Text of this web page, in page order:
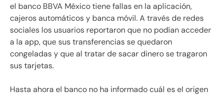
el banco BBVA México tiene fallas en la aplicación,
cajeros automáticos y banca móvil. A través de redes
sociales los usuarios reportaron que no podían acceder
a la app, que sus transferencias se quedaron
congeladas y que al tratar de sacar dinero se tragaron
sus tarjetas.
Hasta ahora el banco no ha informado cuál es el origen